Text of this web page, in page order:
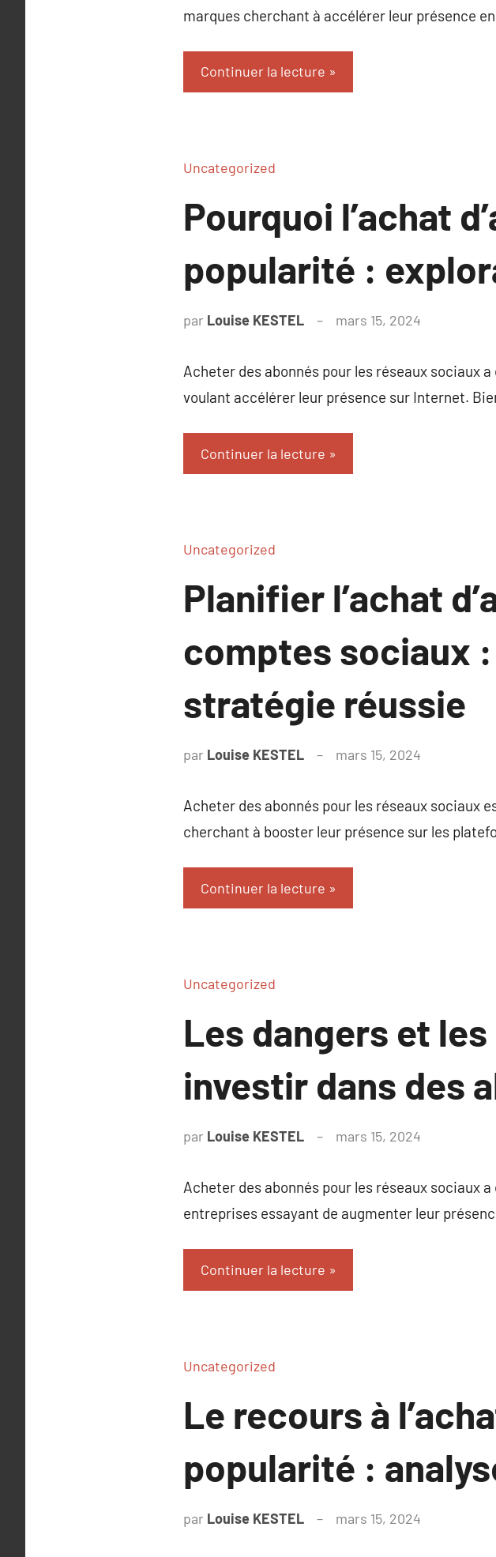
marques cherchant à accélérer leur présence
Continuer la lecture
Uncategorized
Pourquoi l’achat
popularité :
par Louise KESTEL mars 15, 2024
Acheter des abonnés pour les réseaux sociaux
voulant accélérer leur présence sur Internet.
Continuer la lecture
Uncategorized
Planifier l’achat
comptes sociaux
stratégie réussie
par Louise KESTEL mars 15, 2024
Acheter des abonnés pour les réseaux sociaux
cherchant à booster leur présence sur les
Continuer la lecture
Uncategorized
Les dangers et
investir dans des
par Louise KESTEL mars 15, 2024
Acheter des abonnés pour les réseaux sociaux
entreprises essayant de augmenter leur
Continuer la lecture
Uncategorized
Le recours à
popularité :
par Louise KESTEL mars 15, 2024